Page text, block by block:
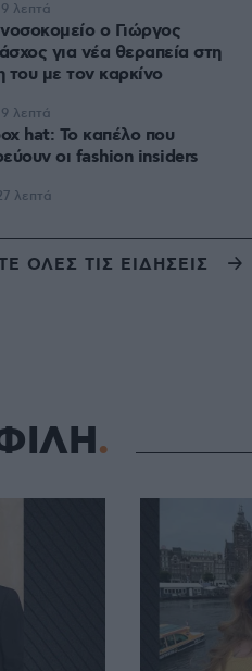
ο Γιώργος
για νέα θεραπεία στη
του με τον καρκίνο
λεπτά
hat: Το καπέλο που
οι fashion insiders
λεπτά
λεπτά
ΟΛΕΣ ΤΙΣ ΕΙΔΗΣΕΙΣ